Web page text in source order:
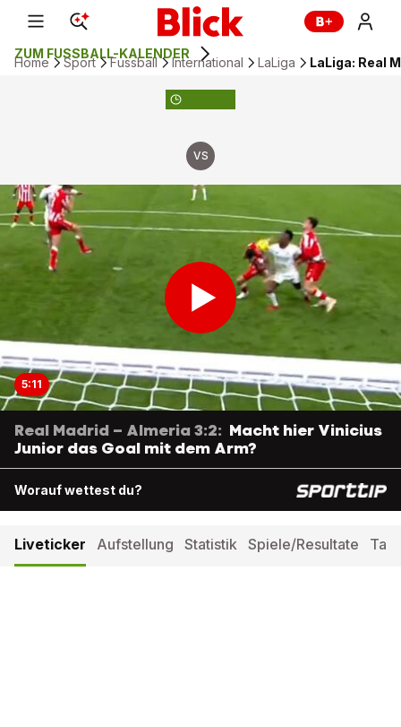
Home Sport Fussball International LaLiga LaLiga: Real
ZUM FUSSBALL-KALENDER
VS
5:11
Real Madrid – Almeria 3:2: Macht hier Vinicius
Junior das Goal mit dem Arm?
Worauf wettest du?
Liveticker Aufstellung Statistik Spiele/Resultate